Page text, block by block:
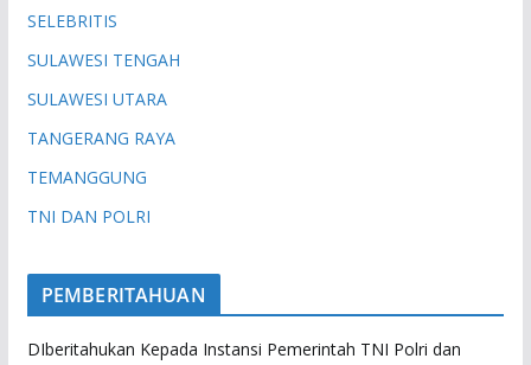
SELEBRITIS
SULAWESI TENGAH
SULAWESI UTARA
TANGERANG RAYA
TEMANGGUNG
TNI DAN POLRI
PEMBERITAHUAN
DIberitahukan Kepada Instansi Pemerintah TNI Polri dan